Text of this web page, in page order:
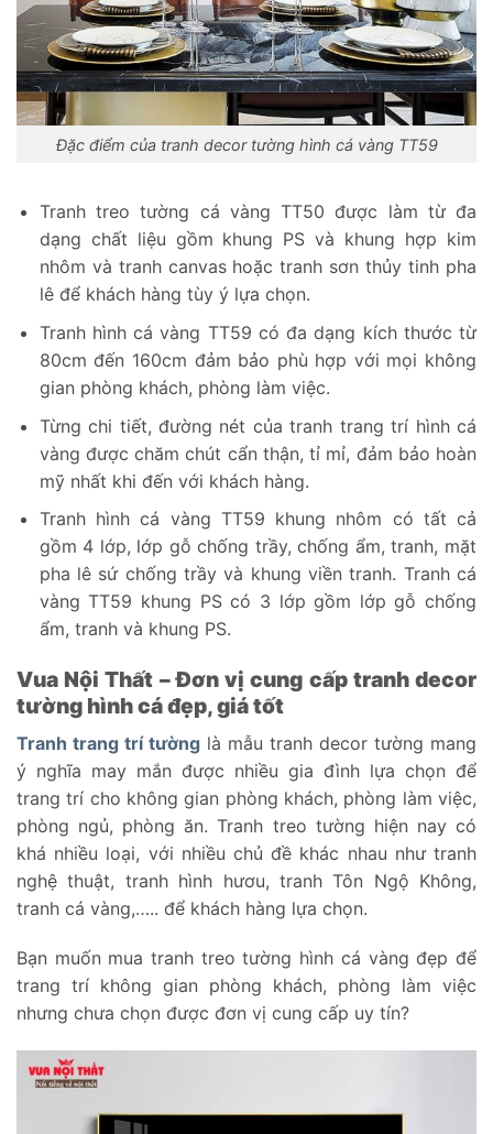
Đặc điểm của tranh decor tường hình cá vàng TT59
Tranh treo tường cá vàng TT50 được làm từ đa
dạng chất liệu gồm khung PS và khung hợp kim
nhôm và tranh canvas hoặc tranh sơn thủy tinh pha
lê để khách hàng tùy ý lựa chọn.
Tranh hình cá vàng TT59 có đa dạng kích thước từ
80cm đến 160cm đảm bảo phù hợp với mọi không
gian phòng khách, phòng làm việc.
Từng chi tiết, đường nét của tranh trang trí hình cá
vàng được chăm chút cẩn thận, tỉ mỉ, đảm bảo hoàn
mỹ nhất khi đến với khách hàng.
Tranh hình cá vàng TT59 khung nhôm có tất cả
gồm 4 lớp, lớp gỗ chống trầy, chống ẩm, tranh, mặt
pha lê sứ chống trầy và khung viền tranh. Tranh cá
vàng TT59 khung PS có 3 lớp gồm lớp gỗ chống
ẩm, tranh và khung PS.
Vua Nội Thất – Đơn vị cung cấp tranh decor
tường hình cá đẹp, giá tốt
Tranh trang trí tường là mẫu tranh decor tường mang
ý nghĩa may mắn được nhiều gia đình lựa chọn để
trang trí cho không gian phòng khách, phòng làm việc,
phòng ngủ, phòng ăn. Tranh treo tường hiện nay có
khá nhiều loại, với nhiều chủ đề khác nhau như tranh
nghệ thuật, tranh hình hươu, tranh Tôn Ngộ Không,
tranh cá vàng,….. để khách hàng lựa chọn.
Bạn muốn mua tranh treo tường hình cá vàng đẹp để
trang trí không gian phòng khách, phòng làm việc
nhưng chưa chọn được đơn vị cung cấp uy tín?